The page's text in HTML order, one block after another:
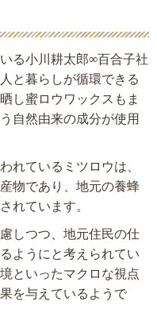
る小川耕太郎∞百合子社
と暮らしが循環できる
し蜜ロウワックスもま
自然由来の成分が使用
れているミツロウは、
物であり、地元の養蜂
れています。
しつつ、地元住民の仕
ようにと考えられてい
といったマクロな視点
を与えているようで